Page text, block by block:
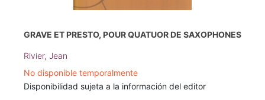
GRAVE ET PRESTO, POUR QUATUOR DE SAXOPHONES
Rivier, Jean
No disponible temporalmente
Disponibilidad sujeta a la información del editor